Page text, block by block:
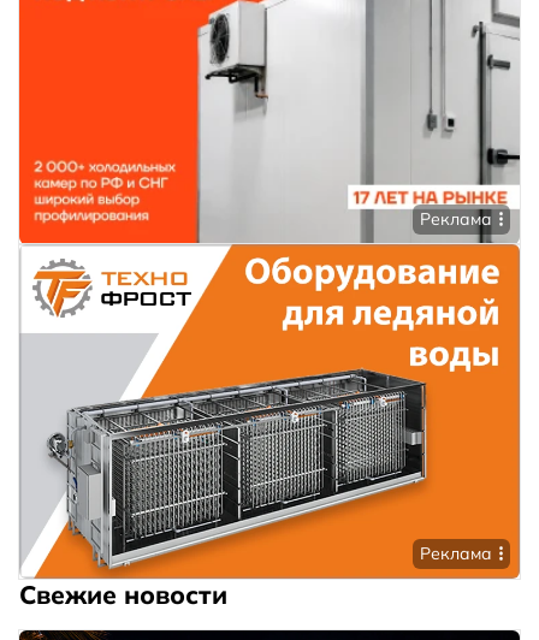
Реклама
Реклама
Свежие новости